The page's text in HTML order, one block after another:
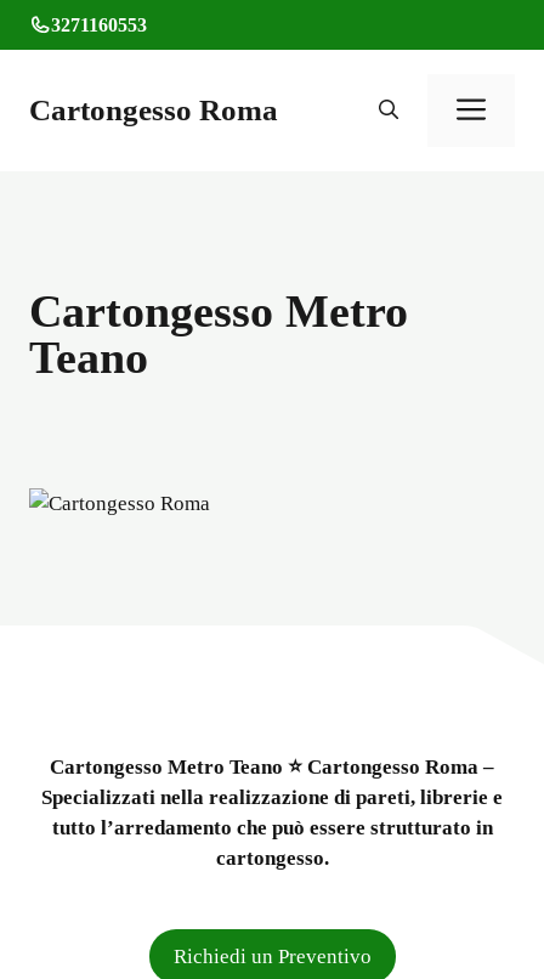
al
3271160553
Cartongesso Roma
Cartongesso Metro
Teano
Cartongesso Metro Teano ⭐ Cartongesso Roma –
Specializzati nella realizzazione di pareti, librerie e
tutto l’arredamento che può essere strutturato in
cartongesso.
Richiedi un Preventivo